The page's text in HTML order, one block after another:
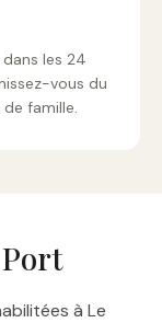
les 24
vous du
famille.
à Le